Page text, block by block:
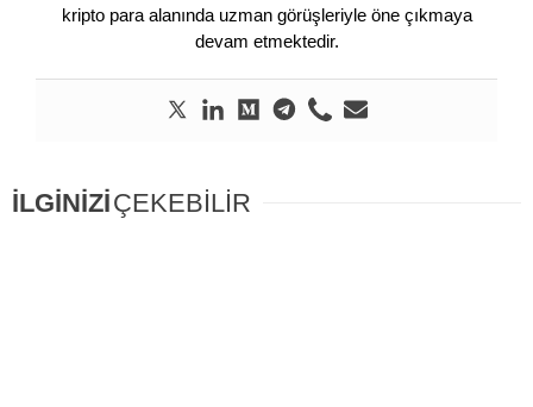
kripto para alanında uzman görüşleriyle öne çıkmaya
devam etmektedir.
İLGİNİZİÇEKEBİLİR